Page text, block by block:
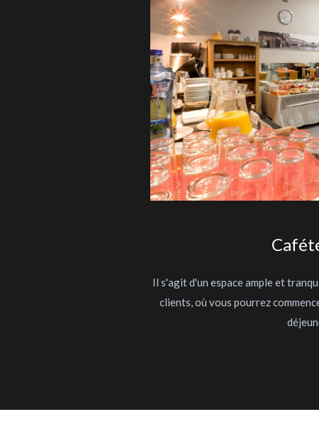
Il s'agit d'un espace ample et
clients, où vous pourrez